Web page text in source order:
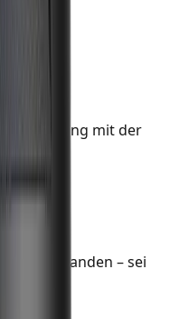
Erfahrung mit der
vorhanden – sei